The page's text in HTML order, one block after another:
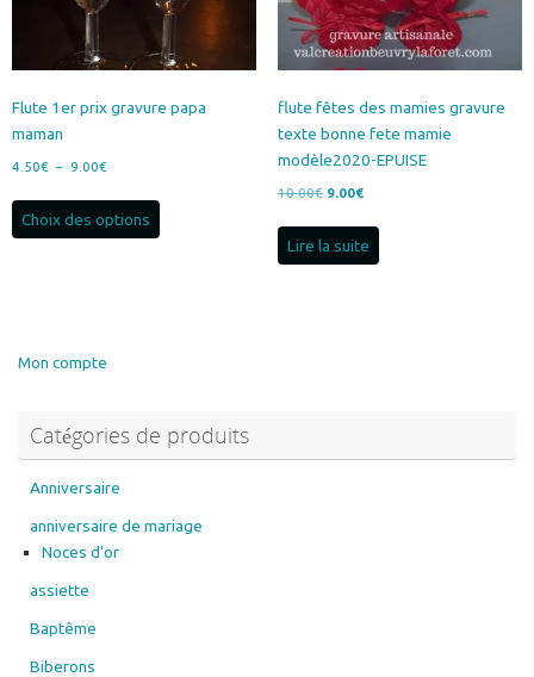
la
page
du
produit
la
page
du
produit
Flute 1er prix gravure papa
maman
4.50€ – 9.00€
prix :
Choix des options
choisies
sur
du
flute fêtes des mamies gravure
texte bonne fete mamie
modèle2020-EPUISE
10.00€ Le
initial
9.00€Le
est :
Lire la suite
Mon compte
Catégories de produits
Anniversaire
anniversaire de mariage
Noces d'or
assiette
Baptême
Biberons